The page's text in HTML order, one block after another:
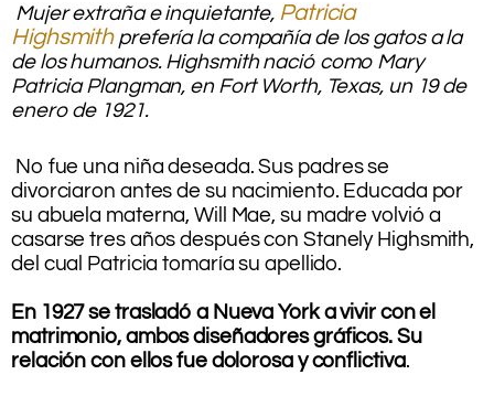
Mujer extraña e inquietante, Patricia
Highsmithprefería la compañía de los gatos a la
de los humanos. Highsmith nació como Mary
Patricia Plangman, en Fort Worth, Texas, un 19 de
enero de 1921.
No fue una niña deseada. Sus padres se
divorciaron antes de su nacimiento. Educada por
su abuela materna, Will Mae, su madre volvió a
casarse tres años después con Stanely Highsmith,
del cual Patricia tomaría su apellido.
En 1927 se trasladó a Nueva York a vivir con el
matrimonio, ambos diseñadores gráficos. Su
relación con ellos fue dolorosa y conflictiva.